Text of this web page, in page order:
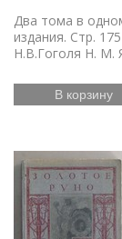
Два тома в
издания. Стр.
Н.В.Гоголя Н. М.
В корзину